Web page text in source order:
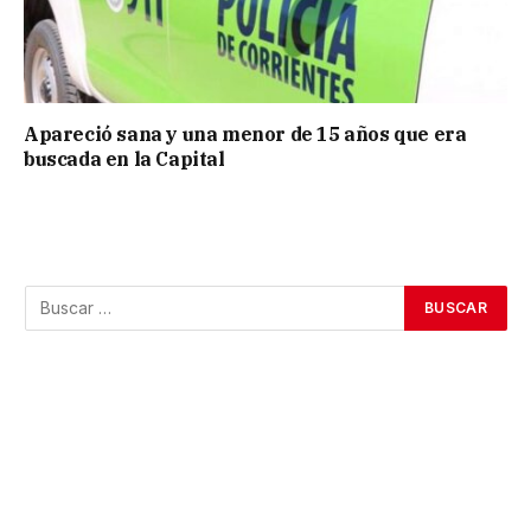
Apareció sana y una menor de 15 años que era
buscada en la Capital